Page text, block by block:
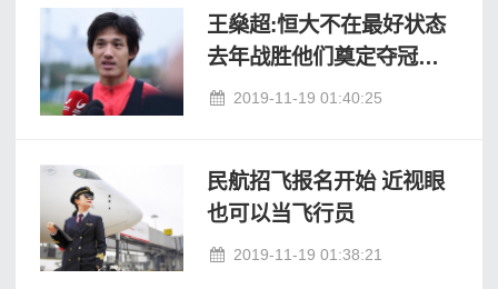
王燊超:恒大不在最好状态
去年战胜他们奠定夺冠基
础 2019-11-19 01:40:25
民航招飞报名开始 近视眼
也可以当飞行员
2019-11-19 01:38:21